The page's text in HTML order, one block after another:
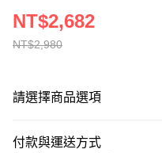
NT$2,980
NT$2,682
請選擇商品選項
付款與運送方式